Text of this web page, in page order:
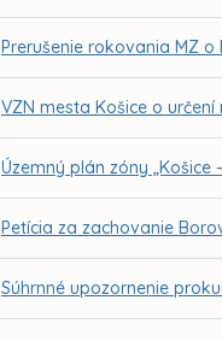
Prerušenie rokovania MZ
VZN mesta Košice o určení
Územný plán zóny „Košice
Petícia za zachovanie
Súhrnné upozornenie